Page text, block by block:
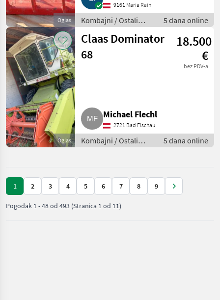
Oglas
9161 Maria Rain
Kombajni / Ostali
kombajni
5 dana online
Oglas
Claas Dominator
68
18.500
€
bez PDV-a
Michael Flechl
2721 Bad Fischau
Kombajni / Ostali
kombajni
5 dana online
1 2 3 4 5 6 7 8 9
Pogodak 1-48od 493 (Stranica 1 od 11)